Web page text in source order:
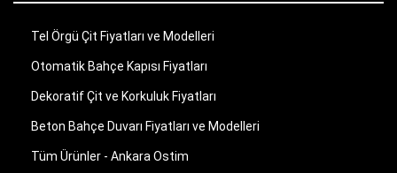
Tel Örgü Çit Fiyatları ve Modelleri
Otomatik Bahçe Kapısı Fiyatları
Dekoratif Çit ve Korkuluk Fiyatları
Beton Bahçe Duvarı Fiyatları ve Modelleri
Tüm Ürünler - Ankara Ostim